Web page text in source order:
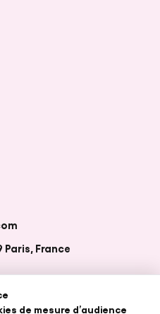
Paris, France
de mesure d’audience